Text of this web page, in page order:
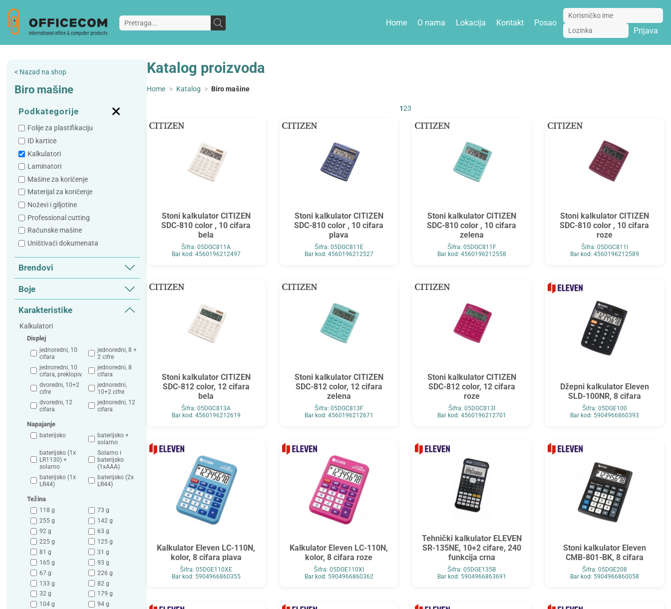
Home O nama Lokacija Kontakt
Posao
Prijava
< Nazad na shop
Biro mašine
Podkategorije
Folije za plastifikaciju
ID kartice
Kalkulatori
Laminatori
Mašine za koričenje
Materijal za koričenje
Noževi i giljotine
Professional cutting
Računske mašine
Uništivači dokumenata
Brendovi
Citizen
Eleven
MAUL
Boje
Karakteristike
Kalkulatori
Displej
jednoredni, 10
cifara
jednoredni, 8 +
2 cifre
jednoredni, 10
cifara, preklopiv
jednoredni, 8
cifara
dvoredni, 10+2
cifre
jednoredni,
10+2 cifre
dvoredni, 12
cifara
jednoredni, 12
cifara
Napajanje
baterijsko
baterijsko +
solarno
baterijsko (1x
LR1130) +
solarno
Solarno i
baterijsko
(1xAAA)
baterijsko (1x
LR44)
baterijsko (2x
LR44)
Težina
118 g
73 g
255 g
142 g
92 g
63 g
225 g
125 g
81 g
31 g
165 g
93 g
67 g
226 g
133 g
82 g
32 g
179 g
104 g
94 g
Katalog proizvoda
Home > Katalog > Biro mašine
123
Stoni kalkulator CITIZEN
SDC-810 color , 10 cifara
bela
Šifra: 05DGC811A
Bar kod: 4560196212497
Stoni kalkulator CITIZEN
SDC-810 color , 10 cifara
plava
Šifra: 05DGC811E
Bar kod: 4560196212527
Stoni kalkulator CITIZEN
SDC-810 color , 10 cifara
zelena
Šifra: 05DGC811F
Bar kod: 4560196212558
Stoni kalkulator CITIZEN
SDC-810 color , 10 cifara
roze
Šifra: 05DGC811I
Bar kod: 4560196212589
Stoni kalkulator CITIZEN
SDC-812 color, 12 cifara
bela
Šifra: 05DGC813A
Bar kod: 4560196212619
Stoni kalkulator CITIZEN
SDC-812 color, 12 cifara
zelena
Šifra: 05DGC813F
Bar kod: 4560196212671
Stoni kalkulator CITIZEN
SDC-812 color, 12 cifara
roze
Šifra: 05DGC813I
Bar kod: 4560196212701
Džepni kalkulator Eleven
SLD-100NR, 8 cifara
Šifra: 05DGE100
Bar kod: 5904966860393
Kalkulator Eleven LC-110N,
kolor, 8 cifara plava
Šifra: 05DGE110XE
Bar kod: 5904966860355
Kalkulator Eleven LC-110N,
kolor, 8 cifara roze
Šifra: 05DGE110XI
Bar kod: 5904966860362
Tehnički kalkulator ELEVEN
SR-135NE, 10+2 cifare, 240
funkcija crna
Šifra: 05DGE135B
Bar kod: 5904966863691
Stoni kalkulator Eleven
CMB-801-BK, 8 cifara
Šifra: 05DGE208
Bar kod: 5904966860058